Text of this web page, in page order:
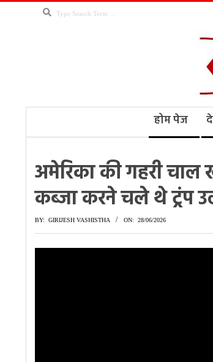
Search
होम पेज
अमेरिका की गहरी चाल
कब्जा करने चले थे ट्रंप
BY: GIRIJESH VASHISTHA ON: 28/06/2026